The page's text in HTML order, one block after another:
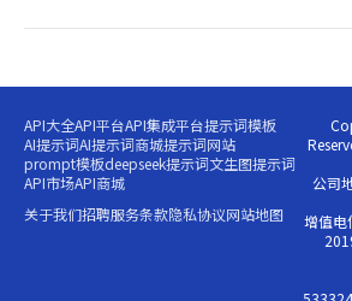
API大全API平台API集成平台提示词模板
AI提示词AI提示词商城提示词网站
prompt模板deepseek提示词文生图提示词
API市场API商城
关于我们招聘服务条款隐私协议网站地图
公司
增值电